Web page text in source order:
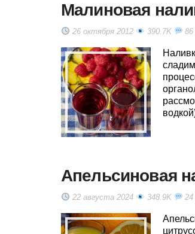
Малиновая
26 октября 2012 390.7K 86
Апельсиновая
22 августа 2024 348.9K 24